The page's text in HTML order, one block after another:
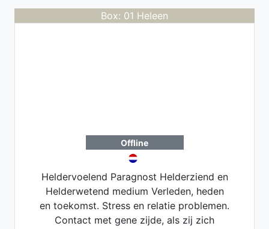
Box: 01 Heleen
Offline
Heldervoelend Paragnost Helderziend en
Helderwetend medium Verleden, heden
en toekomst. Stress en relatie problemen.
Contact met gene zijde, als zij zich